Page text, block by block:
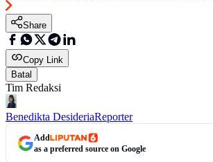
Share
Copy Link
Batal
Tim Redaksi
Benedikta DesideriaReporter
Add
as a preferred source on Google